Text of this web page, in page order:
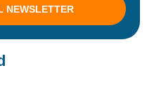
NEWSLETTER